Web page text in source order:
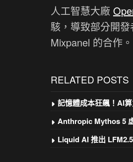
人工智慧大廠
駭，導致部分開
Mixpanel 的合作。
RELATED POSTS
記憶體成本狂飆！AI
Anthropic Mythos 5
Liquid AI 推出